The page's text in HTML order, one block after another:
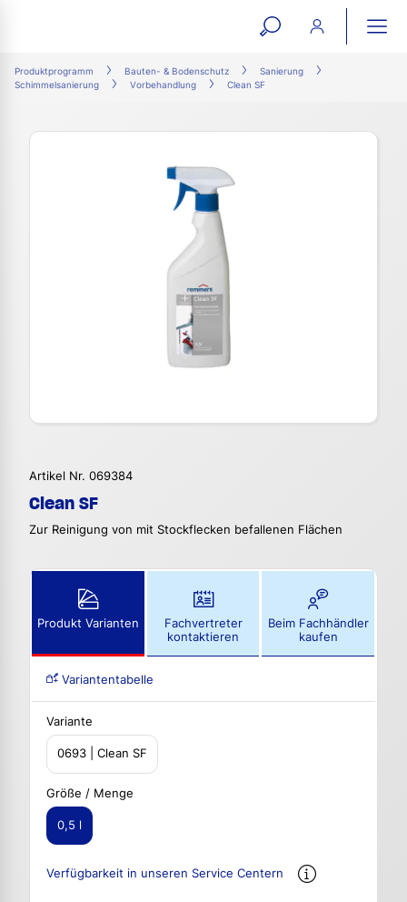
open
search
Produktprogramm Bauten- & Bodenschutz
Sanierung
Schimmelsanierung
Vorbehandlung Clean SF
Artikel Nr. 069384
Clean SF
Zur Reinigung von mit Stockflecken befallenen Flächen
Produkt Varianten
Fachvertreter
kontaktieren
Beim Fachhändler
kaufen
Variantentabelle
Variante
0693 | Clean SF
Größe / Menge
0,5 l
Verfügbarkeit in unseren Service Centern